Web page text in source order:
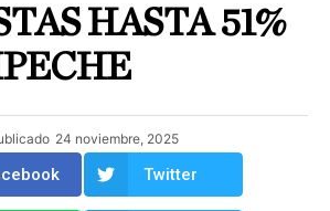
HASTA 51%
24 noviembre, 2025
Twitter